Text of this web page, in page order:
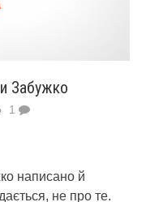
Забужко
1
написано й
не про те.